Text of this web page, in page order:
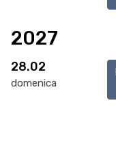
2027
28.02
domenica